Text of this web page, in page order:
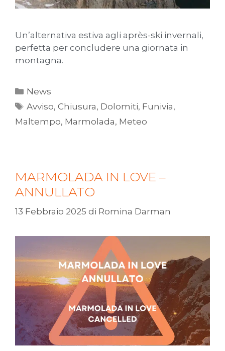
Un’alternativa estiva agli après-ski invernali,
perfetta per concludere una giornata in
montagna.
News
Avviso,Chiusura, Dolomiti, Funivia,
Maltempo, Marmolada, Meteo
MARMOLADA IN LOVE –
ANNULLATO
13 Febbraio 2025 di Romina Darman